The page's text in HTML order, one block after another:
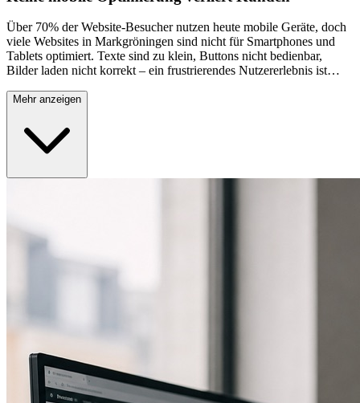
Über 70% der Website-Besucher nutzen heute mobile Geräte, doch
viele Websites in Markgröningen sind nicht für Smartphones und
Tablets optimiert. Texte sind zu klein, Buttons nicht bedienbar,
Bilder laden nicht korrekt – ein frustrierendes Nutzererlebnis ist
mit schlechteren Suchmaschinen-Rankings, wodurch Sie online
nach Dienstleistern und Produkten suchen, während sie unterwegs
sind, bedeutet fehlende Mobile-Optimierung direkten Umsatzverlust.
Gerade für lokale Unternehmen, die von spontanen Suchanfragen
Mehr anzeigen